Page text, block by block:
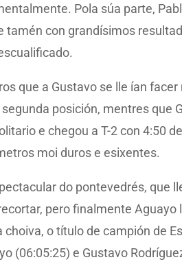
Pola súa parte,
con grandísimos
que a Gustavo se lle ían
posición, mentres que
e chegou a T-2 con 4:50
moi duros e esixentes.
do pontevedrés, que
pero finalmente
o título de campión de
(06:05:25) e Gustavo